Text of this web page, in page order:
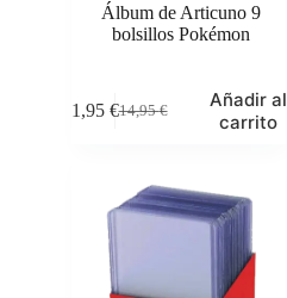
Álbum de Articuno 9
bolsillos Pokémon
14,95€
El
14,95 €.
11,95 €El
11,95 €.
Añadir al
carrito